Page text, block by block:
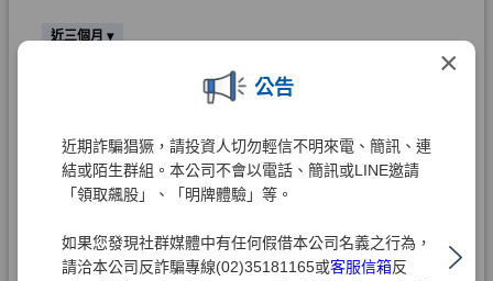
×
公告
近期詐騙猖獗，請投資人切勿輕信不明來電、簡訊、連
結或陌生群組。本公司不會以電話、簡訊或LINE邀請
「領取飆股」、「明牌體驗」等。
如果您發現社群媒體中有任何假借本公司名義之行為，
請洽本公司反詐騙專線(02)35181165或客服信箱反